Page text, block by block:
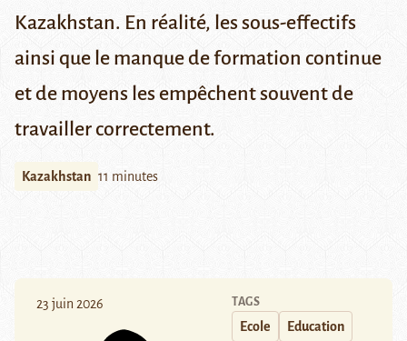
Kazakhstan. En réalité, les sous-effectifs
ainsi que le manque de formation continue
et de moyens les empêchent souvent de
travailler correctement.
Kazakhstan 11 minutes
23 juin 2026 TAGS
Ecole Education